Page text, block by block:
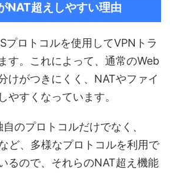
NAT超えしやすい理由
ロトコルを使用してVPNトラ
す。これによって、通常のWeb
けがつきにくく、NATやファイ
やすくなっています。
のプロトコルだけでなく、
ど、多様なプロトコルを利用で
るので、それらのNAT超え機能